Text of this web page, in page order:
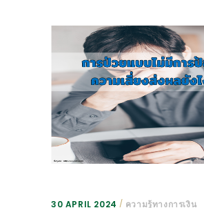
30 APRIL 2024 ความรู้ทางการเงิน